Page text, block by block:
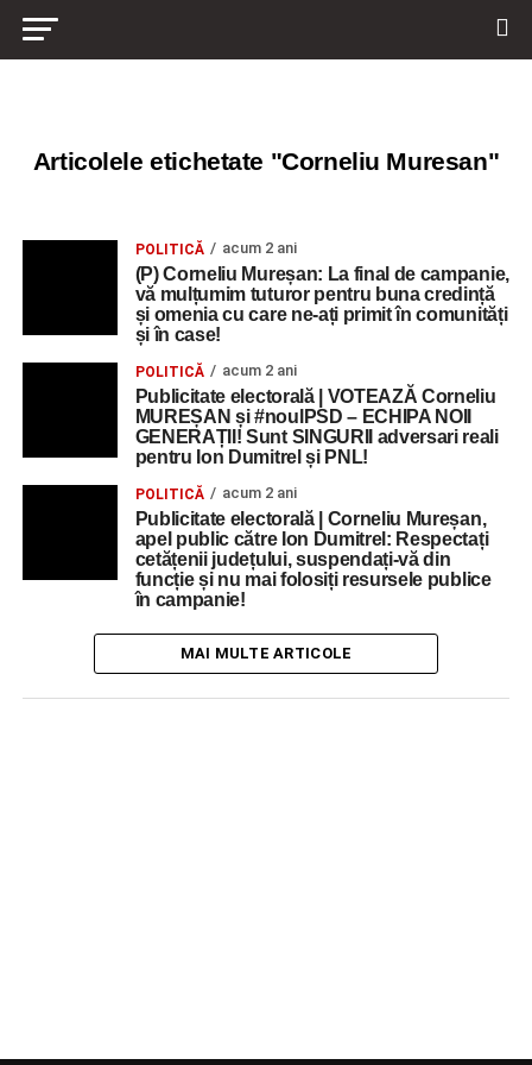
Articolele etichetate "Corneliu Muresan"
POLITICĂ acum 2 ani
(P) Corneliu Mureșan: La final de campanie,
vă mulțumim tuturor pentru buna credință
și omenia cu care ne-ați primit în comunități
și în case!
POLITICĂ acum 2 ani
Publicitate electorală | VOTEAZĂ Corneliu
MUREȘAN și #noulPSD – ECHIPA NOII
GENERAȚII! Sunt SINGURII adversari reali
pentru Ion Dumitrel și PNL!
POLITICĂ acum 2 ani
Publicitate electorală | Corneliu Mureșan,
apel public către Ion Dumitrel: Respectați
cetățenii județului, suspendați-vă din
funcție și nu mai folosiți resursele publice
în campanie!
MAI MULTE ARTICOLE